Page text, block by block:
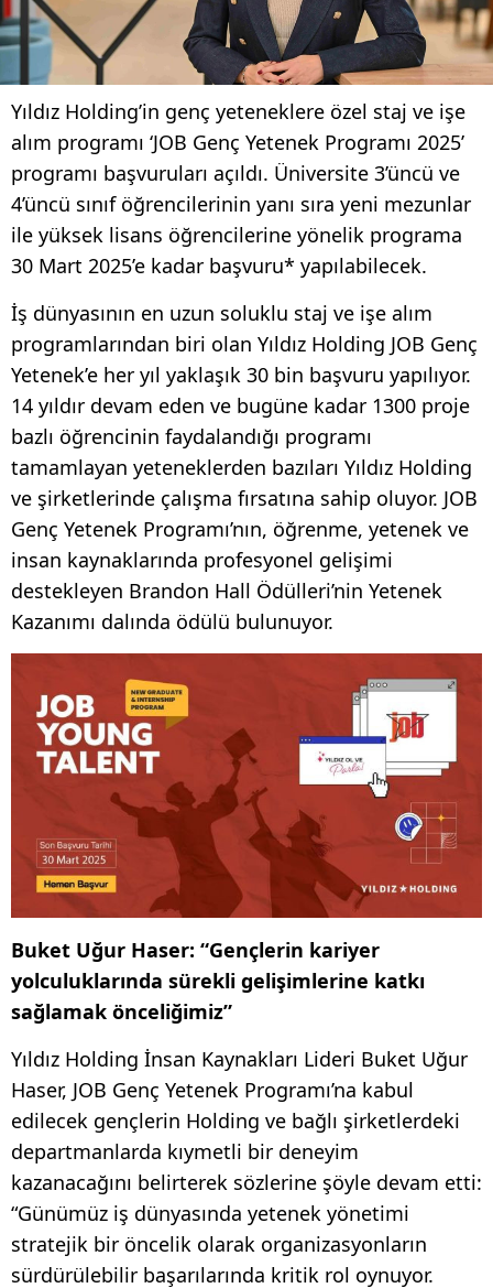
Yıldız Holding’in genç yeteneklere özel staj ve işe
alım programı ‘JOB Genç Yetenek Programı 2025’
programı başvuruları açıldı. Üniversite 3’üncü ve
4’üncü sınıf öğrencilerinin yanı sıra yeni mezunlar
ile yüksek lisans öğrencilerine yönelik programa
30 Mart 2025’e kadar başvuru* yapılabilecek.
İş dünyasının en uzun soluklu staj ve işe alım
programlarından biri olan Yıldız Holding JOB Genç
Yetenek’e her yıl yaklaşık 30 bin başvuru yapılıyor.
14 yıldır devam eden ve bugüne kadar 1300 proje
bazlı öğrencinin faydalandığı programı
tamamlayan yeteneklerden bazıları Yıldız Holding
ve şirketlerinde çalışma fırsatına sahip oluyor. JOB
Genç Yetenek Programı’nın, öğrenme, yetenek ve
insan kaynaklarında profesyonel gelişimi
destekleyen Brandon Hall Ödülleri’nin Yetenek
Kazanımı dalında ödülü bulunuyor.
Buket Uğur Haser: “Gençlerin kariyer
yolculuklarında sürekli gelişimlerine katkı
sağlamak önceliğimiz”
Yıldız Holding İnsan Kaynakları Lideri Buket Uğur
Haser, JOB Genç Yetenek Programı’na kabul
edilecek gençlerin Holding ve bağlı şirketlerdeki
departmanlarda kıymetli bir deneyim
kazanacağını belirterek sözlerine şöyle devam etti:
“Günümüz iş dünyasında yetenek yönetimi
stratejik bir öncelik olarak organizasyonların
sürdürülebilir başarılarında kritik rol oynuyor.